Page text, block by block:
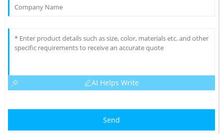
AI Helps Write
Send